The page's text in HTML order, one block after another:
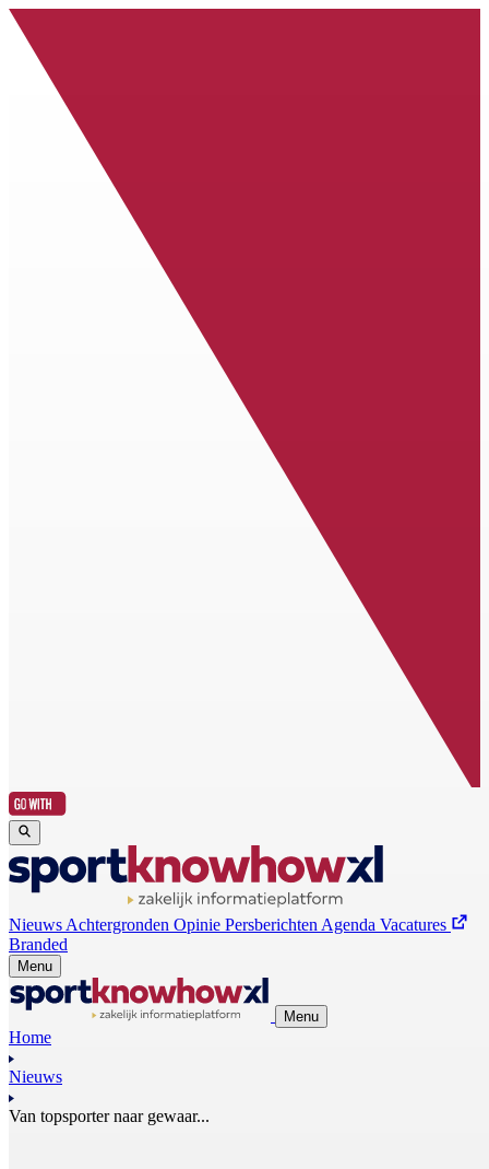
Nieuws Achtergronden Opinie Persberichten Agenda Vacatures
Branded
Menu
Menu
Home
Nieuws
Van topsporter naar gewaar...